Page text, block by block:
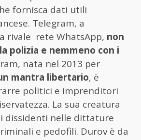
fornisca dati utili
Telegram, a
rivale rete WhatsApp, non
polizia e nemmeno con i
nata nel 2013 per
mantra libertario, è
politici e imprenditori
La sua creatura
dissidenti nelle dittature
e pedofili. Durov è da